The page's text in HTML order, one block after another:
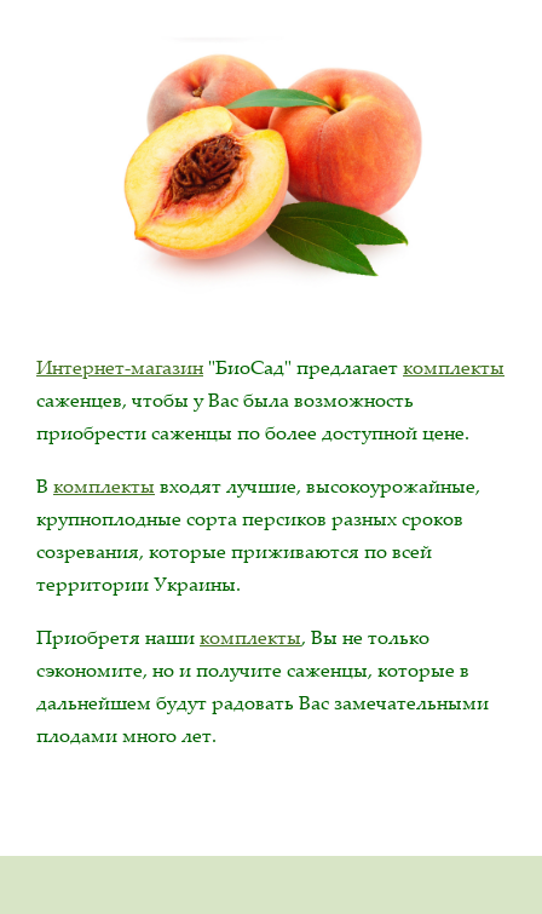
Интернет-магазин "БиоСад" предлагаеткомплекты
саженцев, чтобы у Вас была возможность
приобрести саженцы по более доступной цене.
В комплекты входят лучшие, высокоурожайные,
крупноплодные сорта персиков разных сроков
созревания, которые приживаются по всей
территории Украины.
Приобретя нашикомплекты, Вы не только
сэкономите, но и получите саженцы, которые в
дальнейшем будут радовать Вас замечательными
плодами много лет.